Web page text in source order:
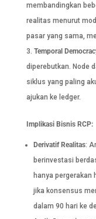
membandingkan
realitas menurut
pasar yang sama,
Temporal
diperebutkan. Node
siklus yang paling
ajukan ke ledger.
Implikasi Bisnis RCP:
Derivatif Realitas:
berinvestasi
hanya pergerakan
jika konsensus
dalam 90 hari ke